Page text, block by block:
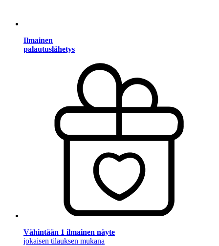
Ilmainen
palautuslähetys
Vähintään 1 ilmainen näyte
jokaisen tilauksen mukana